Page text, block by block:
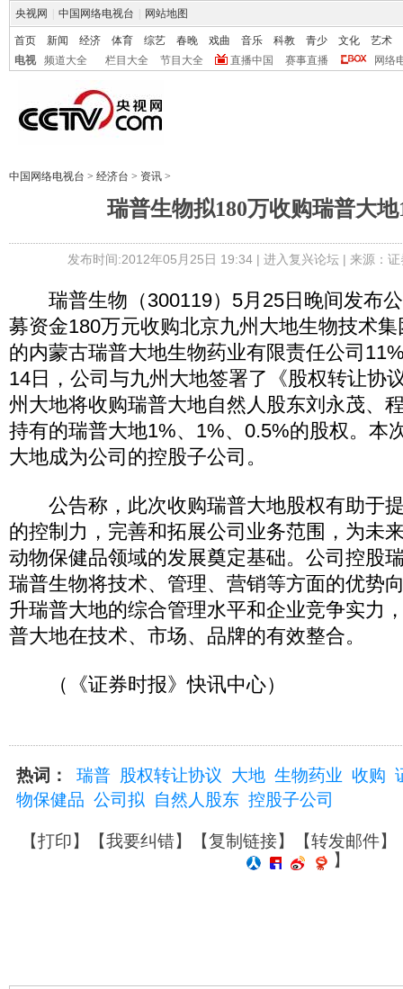
央视网 中国网络电视台 网站地图
首页 新闻 经济 体育 综艺 春晚 戏曲 音乐 科教 青少 文化
艺术
电视
频道大全 栏目大全 节目大全 直播中国 赛事直播 网络
中国网络电视台 > 经济台 > 资讯 >
瑞普生物拟180万收购瑞普大
发布时间:2012年05月25日 19:34 | 进入复兴论坛| 来源：
瑞普生物（300119）5月25日晚间发布公
募资金180万元收购北京九州大地生物技术
的内蒙古瑞普大地生物药业有限责任公司
14日，公司与九州大地签署了《股权转让协
州大地将收购瑞普大地自然人股东刘永茂、
持有的瑞普大地1%、1%、0.5%的股权。本
大地成为公司的控股子公司。
公告称，此次收购瑞普大地股权有助于
的控制力，完善和拓展公司业务范围，为未
动物保健品领域的发展奠定基础。公司控股
瑞普生物将技术、管理、营销等方面的优势
升瑞普大地的综合管理水平和企业竞争实力
普大地在技术、市场、品牌的有效整合。
（《证券时报》快讯中心）
热词： 瑞普 股权转让协议 大地 生物药业 收购
物保健品 公司拟 自然人股东 控股子公司
【打印】【我要纠错】【复制链接】【转发邮件】
】